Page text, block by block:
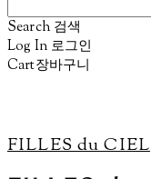
Search 검색
Log In 로그인
Cart장바구니
FILLES du CIEL